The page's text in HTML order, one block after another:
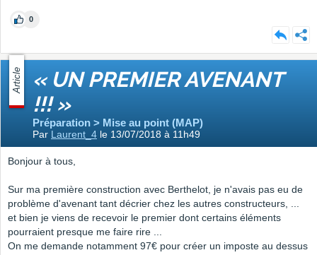
0
Article « UN PREMIER AVENANT
!!! »
Préparation > Mise au point (MAP)
Par Laurent_4 le 13/07/2018 à 11h49
Bonjour à tous,
Sur ma première construction avec Berthelot, je n'avais pas eu de
problème d'avenant tant décrier chez les autres constructeurs, ...
et bien je viens de recevoir le premier dont certains éléments
pourraient presque me faire rire ...
On me demande notamment 97€ pour créer un imposte au dessus